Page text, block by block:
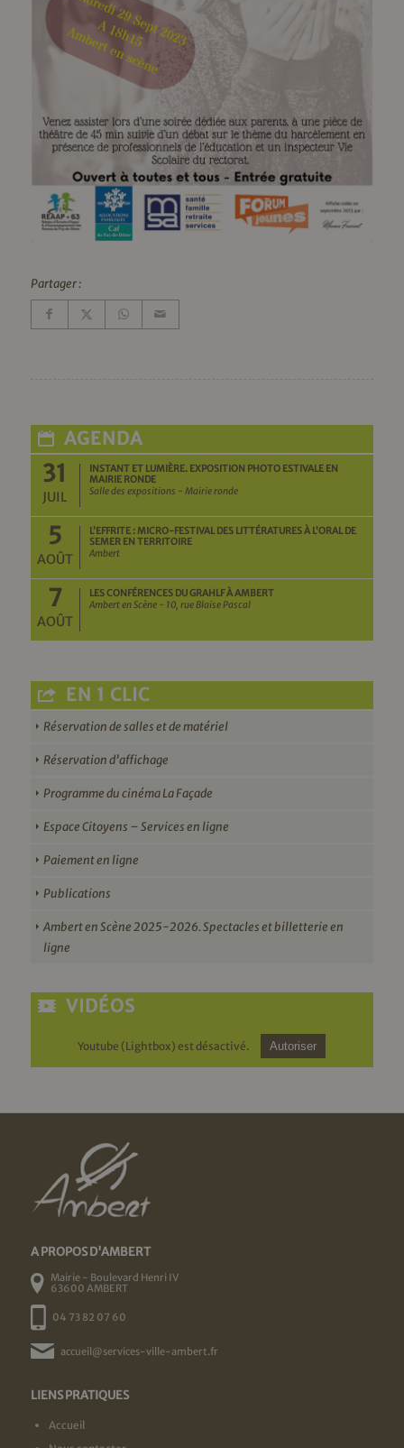
Partager :
AGENDA
31
JUIL
INSTANT ET LUMIÈRE. EXPOSITION PHOTO ESTIVALE EN
MAIRIE RONDE
Salle des expositions - Mairie ronde
5
AOÛT
L’EFFRITE : MICRO-FESTIVAL DES LITTÉRATURES À L’ORAL DE
SEMER EN TERRITOIRE
Ambert
7
AOÛT
LES CONFÉRENCES DU GRAHLF À AMBERT
Ambert en Scène - 10, rue Blaise Pascal
EN 1 CLIC
Réservation de salles et de matériel
Réservation d’affichage
Programme du cinéma La Façade
Espace Citoyens – Services en ligne
Paiement en ligne
Publications
Ambert en Scène 2025-2026. Spectacles et billetterie en
ligne
VIDÉOS
Youtube (Lightbox) est désactivé. Autoriser
A PROPOS D'AMBERT
Mairie - Boulevard Henri IV
63600 AMBERT
04 73 82 07 60
accueil@services-ville-ambert.fr
LIENS PRATIQUES
Accueil